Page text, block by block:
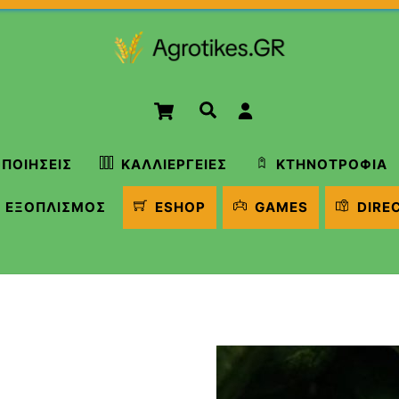
Cart Αναζήτηση
ΚΑΛΛΙΈΡΓΕΙΕΣ ΚΤΗΝΟΤΡΟΦΊΑ
ΕΞΟΠΛΙΣΜΌΣ ESHOP GAMES